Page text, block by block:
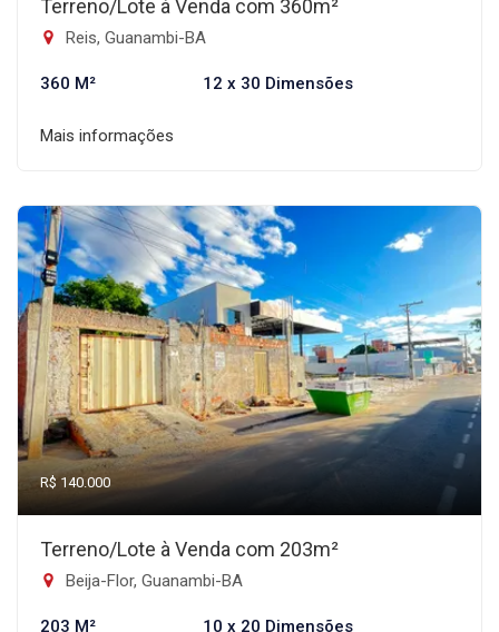
Terreno/Lote à Venda com 360m²
Reis, Guanambi-BA
360 M² 12 x 30 Dimensões
Mais informações
R$ 140.000
Terreno/Lote à Venda com 203m²
Beija-Flor, Guanambi-BA
203 M² 10 x 20 Dimensões